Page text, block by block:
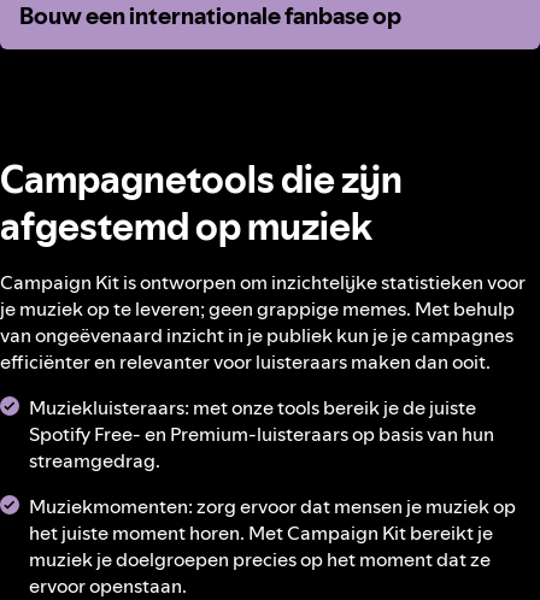
Bouw een internationale fanbase op
Bouw een internationale fanbase op
Campagnetools die zijn
afgestemd op muziek
Campaign Kit is ontworpen om inzichtelijke statistieken voor
je muziek op te leveren; geen grappige memes. Met behulp
van ongeëvenaard inzicht in je publiek kun je je campagnes
efficiënter en relevanter voor luisteraars maken dan ooit.
Muziekluisteraars: met onze tools bereik je de juiste
Spotify Free- en Premium-luisteraars op basis van hun
streamgedrag.
Muziekmomenten: zorg ervoor dat mensen je muziek op
het juiste moment horen. Met Campaign Kit bereikt je
muziek je doelgroepen precies op het moment dat ze
ervoor openstaan.